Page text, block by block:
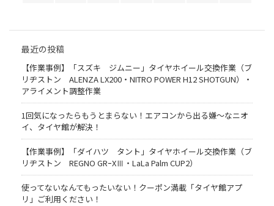
最近の投稿
【作業事例】「スズキ ジムニー」タイヤホイール交換作業（ブ
リヂストン ALENZA LX200・NITRO POWER H12 SHOTGUN）・
アライメント調整作業
1回気になったらもうとまらない！エアコンから出る嫌〜なニオ
イ、タイヤ館が解決！
【作業事例】「ダイハツ タント」タイヤホイール交換作業（ブ
リヂストン REGNO GRｰXⅢ・LaLa Palm CUP2）
使ってないなんてもったいない！クーポン満載「タイヤ館アプ
リ」ご利用ください！